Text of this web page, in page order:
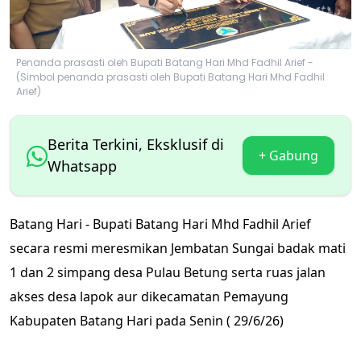
Penanda prasasti oleh Bupati Batang Hari Mhd Fadhil Arief -
(Simbol penanda prasasti oleh Bupati Batang Hari Mhd Fadhil
Arief)
Berita Terkini, Eksklusif di
Whatsapp
+ Gabung
Batang Hari - Bupati Batang Hari Mhd Fadhil Arief
secara resmi meresmikan Jembatan Sungai badak mati
1 dan 2 simpang desa Pulau Betung serta ruas jalan
akses desa lapok aur dikecamatan Pemayung
Kabupaten Batang Hari pada Senin ( 29/6/26)